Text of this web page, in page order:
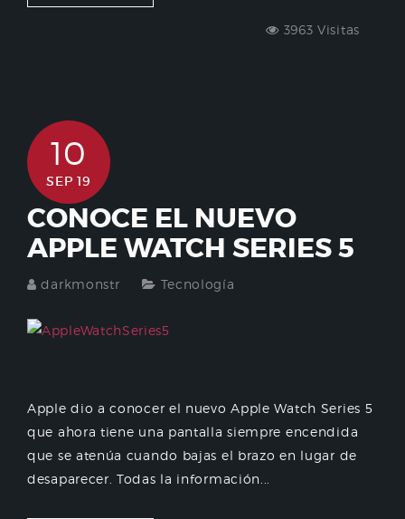
3963 Visitas
10
SEP 19
CONOCE EL NUEVO
APPLE WATCH SERIES 5
darkmonstr Tecnología
Apple dio a conocer el nuevo Apple Watch Series 5
que ahora tiene una pantalla siempre encendida
que se atenúa cuando bajas el brazo en lugar de
desaparecer. Todas la información...